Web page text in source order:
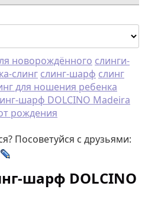
новорождённого слинги-
слинг слинг-шарф слинг
для ношения ребенка
шарф DOLCINO Madeira
рождения
Посоветуйся с друзьями:
шарф DOLCINO